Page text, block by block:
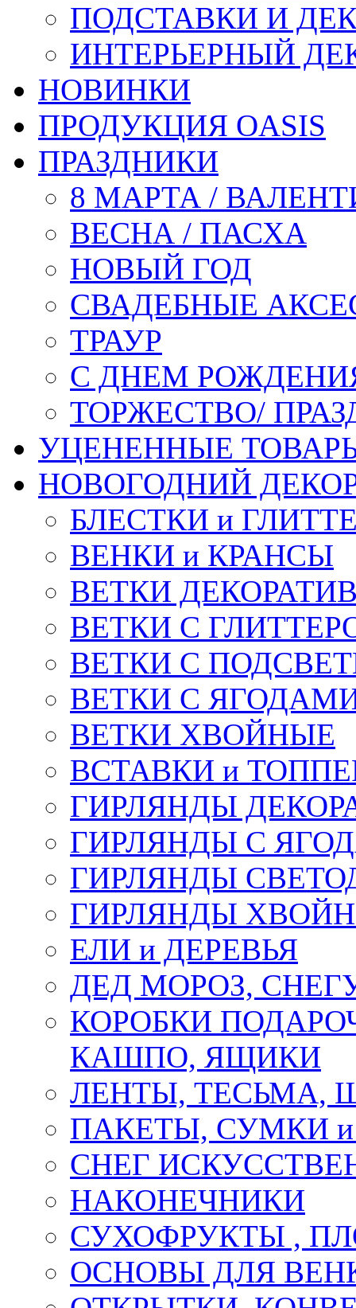
ПОДСТАВКИ И
ИНТЕРЬЕРНЫЙ
НОВИНКИ
ПРОДУКЦИЯ OASIS
ПРАЗДНИКИ
8 МАРТА /
ВЕСНА / ПАСХА
НОВЫЙ ГОД
СВАДЕБНЫЕ
ТРАУР
С ДНЕМ
ТОРЖЕСТВО/
УЦЕНЕННЫЕ
НОВОГОДНИЙ
БЛЕСТКИ и
ВЕНКИ и КРАНСЫ
ВЕТКИ
ВЕТКИ С
ВЕТКИ С
ВЕТКИ С
ВЕТКИ ХВОЙНЫЕ
ВСТАВКИ и
ГИРЛЯНДЫ
ГИРЛЯНДЫ С
ГИРЛЯНДЫ
ГИРЛЯНДЫ
ЕЛИ и ДЕРЕВЬЯ
ДЕД МОРОЗ,
КОРОБКИ
КАШПО, ЯЩИКИ
ЛЕНТЫ, ТЕСЬМА,
ПАКЕТЫ, СУМКИ
СНЕГ
НАКОНЕЧНИКИ
СУХОФРУКТЫ ,
ОСНОВЫ ДЛЯ